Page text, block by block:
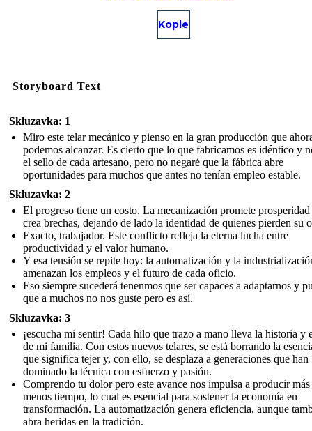
Kopie
Storyboard Text
Skluzavka: 1
Miro este telar mecánico y pienso en la gran producción que
podemos alcanzar. Es cierto que lo que fabricamos es idéntico y
el sello de cada artesano, pero no negaré que la fábrica abre
oportunidades para muchos que antes no tenían empleo estable.
Skluzavka: 2
El progreso tiene un costo. La mecanización promete
crea brechas, dejando de lado la identidad de quienes pierden su
Exacto, trabajador. Este conflicto refleja la eterna lucha entre
productividad y el valor humano.
Y esa tensión se repite hoy: la automatización y la
amenazan los empleos y el futuro de cada oficio.
Eso siempre sucederá tenenmos que ser capaces a adaptarnos y
que a muchos no nos guste pero es así.
Skluzavka: 3
¡escucha mi sentir! Cada hilo que trazo a mano lleva la historia y
de mi familia. Con estos nuevos telares, se está borrando la
que significa tejer y, con ello, se desplaza a generaciones que han
dominado la técnica con esfuerzo y pasión.
Comprendo tu dolor pero este avance nos impulsa a producir más
menos tiempo, lo cual es esencial para sostener la economía en
transformación. La automatización genera eficiencia, aunque
abra heridas en la tradición.